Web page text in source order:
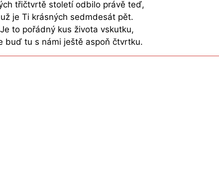
třičtvrtě století odbilo právě teď,
už je Ti krásných sedmdesát pět.
Je to pořádný kus života vskutku,
buď tu s námi ještě aspoň čtvrtku.